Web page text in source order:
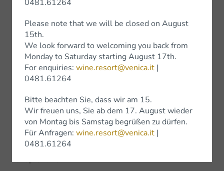
Weissweine
Rotweine
Wine Experience
Shop
Shop Online
0481.61264
Please note that we will be closed on August
15th.
We look forward to welcoming you back from
Monday to Saturday starting August 17th.
For enquiries: wine.resort@venica.it |
0481.61264
Bitte beachten Sie, dass wir am 15.
Wir freuen uns, Sie ab dem 17. August wieder
von Montag bis Samstag begrüßen zu dürfen.
Für Anfragen: wine.resort@venica.it |
0481.61264